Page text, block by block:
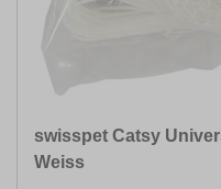
swisspet Catsy
Weiss